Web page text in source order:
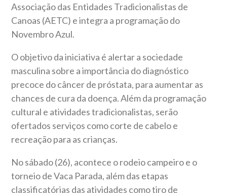
Associação das Entidades Tradicionalistas de
Canoas (AETC) e integra a programação do
Novembro Azul.
O objetivo da iniciativa é alertar a sociedade
masculina sobre a importância do diagnóstico
precoce do câncer de próstata, para aumentar as
chances de cura da doença. Além da programação
cultural e atividades tradicionalistas, serão
ofertados serviços como corte de cabelo e
recreação para as crianças.
No sábado (26), acontece o rodeio campeiro e o
torneio de Vaca Parada, além das etapas
classificatórias das atividades como tiro de